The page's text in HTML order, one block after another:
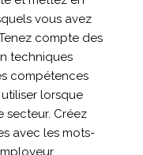
vous avez
compte des
techniques
compétences
lorsque
secteur. Créez
avec les mots-